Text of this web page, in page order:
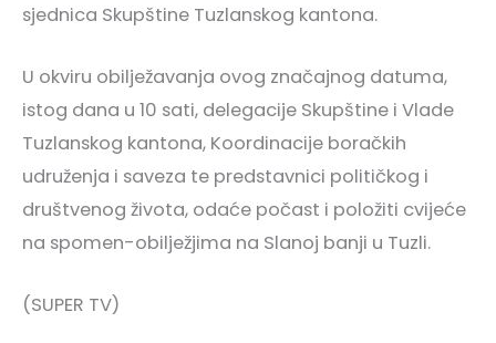
sjednica Skupštine Tuzlanskog kantona.
U okviru obilježavanja ovog značajnog datuma,
istog dana u 10 sati, delegacije Skupštine i Vlade
Tuzlanskog kantona, Koordinacije boračkih
udruženja i saveza te predstavnici političkog i
društvenog života, odaće počast i položiti cvijeće
na spomen-obilježjima na Slanoj banji u Tuzli.
(SUPER TV)